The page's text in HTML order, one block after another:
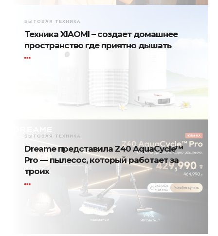
БЫТОВАЯ ТЕХНИКА
Техника XIAOMI – создает домашнее
пространство где приятно дышать
БЫТОВАЯ ТЕХНИКА
Dreame представила Z40 AquaCycle™
Pro — пылесос, который работает за
троих